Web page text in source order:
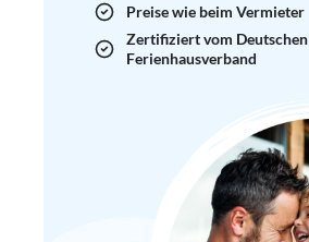
Preise wie beim Vermieter
Zertifiziert vom Deutschen
Ferienhausverband